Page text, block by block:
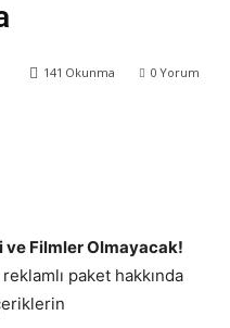
0 Yorum
141 Okunma
ve Filmler Olmayacak!
paket hakkında